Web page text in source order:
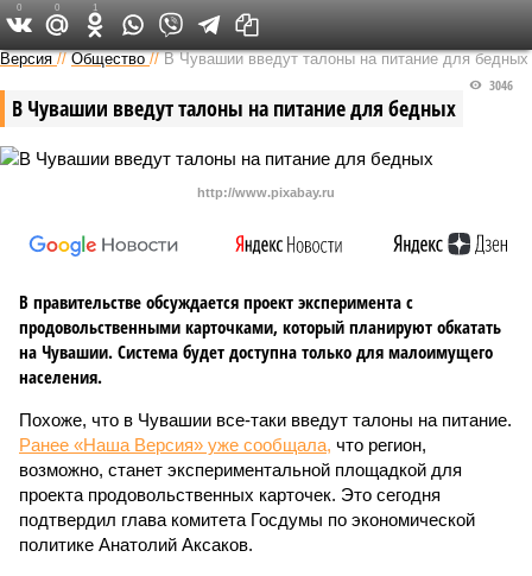
Версия в Чувашии
Версия //Общество //В Чувашии введут талоны на питание для бедных
В Чувашии введут талоны на питание для бедных
3046
http://www.pixabay.ru
В правительстве обсуждается проект эксперимента с
продовольственными карточками, который планируют обкатать
на Чувашии. Система будет доступна только для малоимущего
населения.
Похоже, что в Чувашии все-таки введут талоны на питание.
Ранее «Наша Версия» уже сообщала, что регион,
возможно, станет экспериментальной площадкой для
проекта продовольственных карточек. Это сегодня
подтвердил глава комитета Госдумы по экономической
политике Анатолий Аксаков.
0 0 1